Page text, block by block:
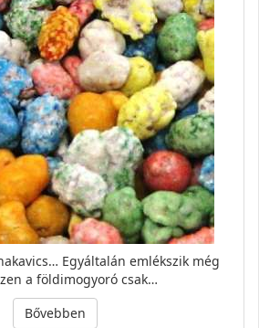
Egyáltalán emlékszik még
a földimogyoró csak…
Bővebben